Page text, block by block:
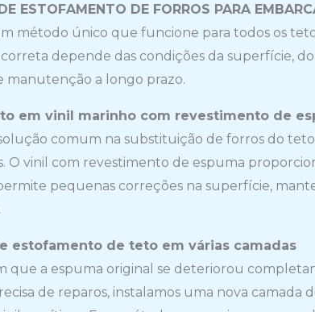
ESTOFAMENTO DE FORROS PARA
método único que funcione para todos os
depende das condições da superfície, do
manutenção a longo prazo.
em vinil marinho com revestimento de
comum na substituição de forros do
O vinil com revestimento de espuma
pequenas correções na superfície,
estofamento de teto em várias camadas
que a espuma original se deteriorou
de reparos, instalamos uma nova camada